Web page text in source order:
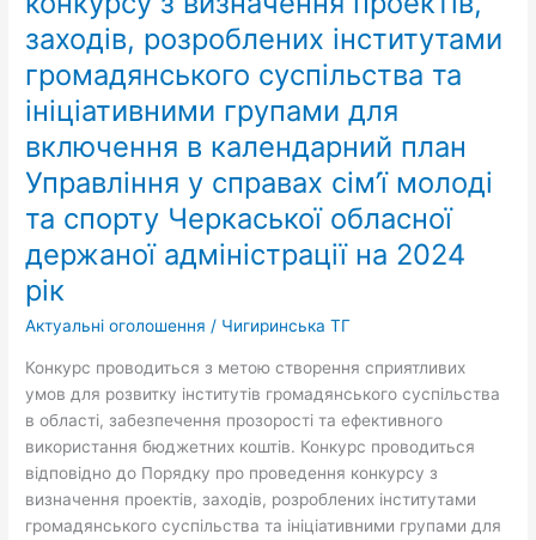
заходів, розроблених інститутами
громадянського суспільства та
ініціативними групами для
включення в календарний план
Управління у справах сім’ї молоді
та спорту Черкаської обласної
держаної адміністрації на 2024
рік
Актуальні оголошення / Чигиринська ТГ
Конкурс проводиться з метою створення сприятливих
умов для розвитку інститутів громадянського суспільства
в області, забезпечення прозорості та ефективного
використання бюджетних коштів. Конкурс проводиться
відповідно до Порядку про проведення конкурсу з
визначення проектів, заходів, розроблених інститутами
громадянського суспільства та ініціативними групами для
з
визначення
проектів,
заходів,
розроблених
інститутами
громадянського
суспільства
та
ініціативними
групами
для
включення
в
план